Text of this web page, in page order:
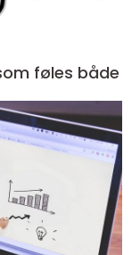
føles både